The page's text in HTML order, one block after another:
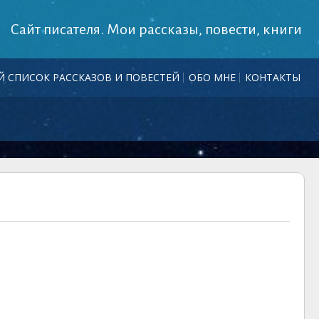
Сайт писателя. Мои рассказы, повести, книги
СПИСОК РАССКАЗОВ И ПОВЕСТЕЙ ОБО МНЕ
КОНТАКТЫ